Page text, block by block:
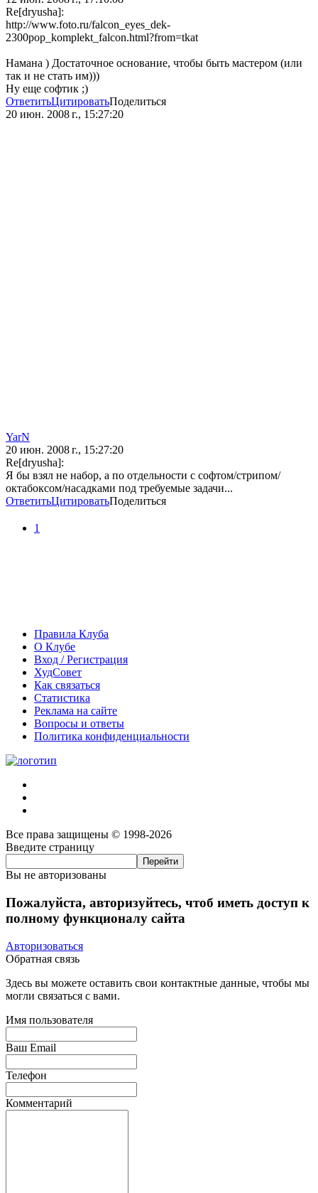
Re[dryusha]:
http://www.foto.ru/falcon_eyes_dek-
2300pop_komplekt_falcon.html?from=tkat
Намана ) Достаточное основание, чтобы быть мастером (или
так и не стать им)))
Ну еще софтик ;)
ОтветитьЦитироватьПоделиться
20 июн. 2008 г., 15:27:20
YarN
20 июн. 2008 г., 15:27:20
Re[dryusha]:
Я бы взял не набор, а по отдельности с софтом/стрипом/
октабоксом/насадками под требуемые задачи...
ОтветитьЦитироватьПоделиться
1
Правила Клуба
О Клубе
Вход / Регистрация
ХудСовет
Как связаться
Статистика
Реклама на сайте
Вопросы и ответы
Политика конфиденциальности
Все права защищены © 1998-2026
Введите страницу
Вы не авторизованы
Пожалуйста, авторизуйтесь, чтоб иметь доступ к
полному функционалу сайта
Авторизоваться
Обратная связь
Здесь вы можете оставить свои контактные данные, чтобы мы
могли связаться с вами.
Имя пользователя
Ваш Email
Телефон
Комментарий